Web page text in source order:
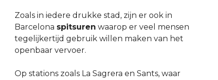
Zoals in iedere drukke stad, zijn er ook in
Barcelona spitsuren waarop er veel mensen
tegelijkertijd gebruik willen maken van het
openbaar vervoer.
Op stations zoals La Sagrera en Sants, waar